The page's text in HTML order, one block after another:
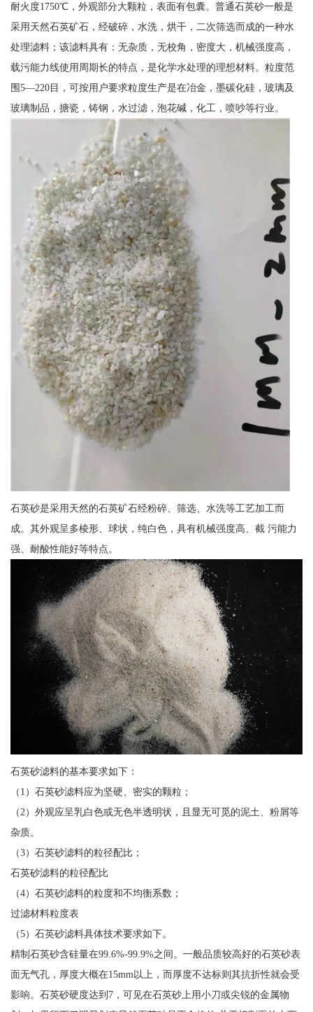
耐火度1750℃，外观部分大颗粒，表面有包囊。普通石英砂一般是
采用天然石英矿石，经破碎，水洗，烘干，二次筛选而成的一种水
处理滤料；该滤料具有：无杂质，无校角，密度大，机械强度高，
载污能力线使用周期长的特点，是化学水处理的理想材料。粒度范
围5—220目，可按用户要求粒度生产是在冶金，墨碳化硅，玻璃及
玻璃制品，搪瓷，铸钢，水过滤，泡花碱，化工，喷吵等行业。
石英砂是采用天然的石英矿石经粉碎、筛选、水洗等工艺加工而
成。其外观呈多棱形、球状，纯白色，具有机械强度高、截 污能力
强、耐酸性能好等特点。
石英砂滤料的基本要求如下：
（1）石英砂滤料应为坚硬、密实的颗粒；
（2）外观应呈乳白色或无色半透明状，且显无可觅的泥土、粉屑等
杂质。
（3）石英砂滤料的粒径配比；
石英砂滤料的粒径配比
（4）石英砂滤料的粒度和不均衡系数；
过滤材料粒度表
（5）石英砂滤料具体技术要求如下。
精制石英砂含硅量在99.6%-99.9%之间。一般品质较高好的石英砂表
面无气孔，厚度大概在15mm以上，而厚度不达标则其抗折性就会受
影响。石英砂硬度达到7，可见在石英砂上用小刀或尖锐的金属物